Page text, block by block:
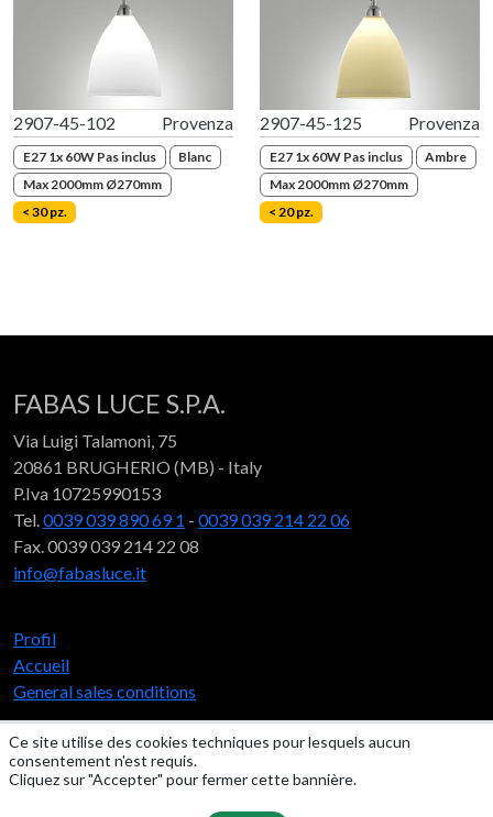
Ce site utilise des cookies techniques pour lesquels aucun
consentement n'est requis.
Cliquez sur "Accepter" pour fermer cette bannière.
2907-45-102 Provenza
E27 1x 60W Pas inclus
Blanc
Max 2000mm Ø270mm
< 30 pz.
2907-45-125 Provenza
E27 1x 60W Pas inclus
Ambre
Max 2000mm Ø270mm
< 20 pz.
FABAS LUCE S.P.A.
Via Luigi Talamoni, 75
20861 BRUGHERIO (MB) - Italy
P.Iva 10725990153
Tel. 0039 039 890 69 1 - 0039 039 214 22 06
Fax. 0039 039 214 22 08
info@fabasluce.it
Profil
Accueil
General sales conditions
Social